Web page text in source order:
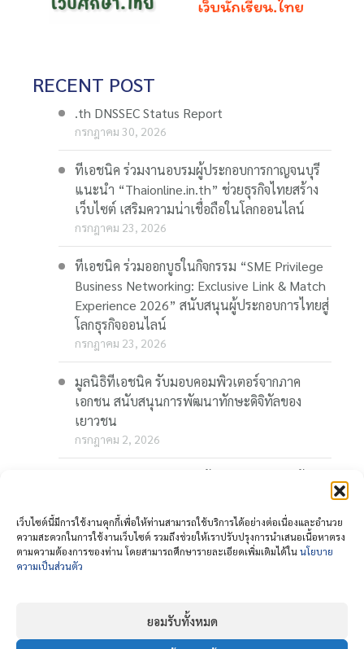
เว็บไซต์นี้มีการใช้งานคุกกี้เพื่อให้ท่านสามารถใช้บริการได้อย่างต่อเนื่องและอำนวย
ความสะดวกในการใช้งานเว็บไซต์ รวมถึงช่วยให้เราปรับปรุงการนำเสนอเนื้อหาตรง
ตามความต้องการของท่าน โดยสามารถศึกษารายละเอียดเพิ่มเติมได้ในนโยบาย
ความเป็นส่วนตัว
ยอมรับทั้งหมด
RECENT POST
.th DNSSEC Status Report
กรกฎาคม 30, 2026
ทีเอชนิค ร่วมงานอบรมผู้ประกอบการกาญจนบุรี
แนะนำ “Thaionline.in.th” ช่วยธุรกิจไทยสร้าง
เว็บไซต์ เสริมความน่าเชื่อถือในโลกออนไลน์
กรกฎาคม 23, 2026
ทีเอชนิค ร่วมออกบูธในกิจกรรม “SME Privilege
Business Networking: Exclusive Link & Match
Experience 2026” สนับสนุนผู้ประกอบการไทยสู่
โลกธุรกิจออนไลน์
กรกฎาคม 23, 2026
มูลนิธิทีเอชนิค รับมอบคอมพิวเตอร์จากภาค
เอกชน สนับสนุนการพัฒนาทักษะดิจิทัลของ
เยาวชน
กรกฎาคม 2, 2026
Business: AI พลิกเกมธุรกิจ สร้างโอกาสใหม่ใน
โลกดิจิทัล” 23 กรกฎาคมนี้
กรกฎาคม 1, 2026